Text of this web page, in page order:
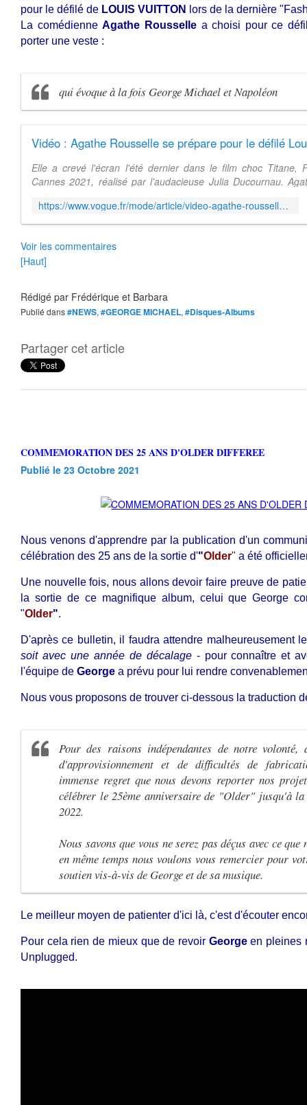
pour le défilé de LOUIS VUITTON
lors de la dernière
La comédienneAgathe Roussellea choisi pour ce
porter une veste :
qui évoque à la fois George Michael et Napoléon
Vidéo : Agathe Rousselle se prépare pour le défilé
Elle a crevé l'écran l'été dernier dans le film choc Titane,
Cannes 2021, réalisé par l'audacieuse Julia Ducournau.
https://www.vogue.fr/mode/article/video-agathe-rousselle-se-prepare-pour-le-defile-louis-vuitton
Voir les commentaires
[Haut]
Rédigé par Frédérique et Barbara
Publié dans#NEWS, #GEORGE MICHAEL, #Disques-Albums
Partager cet article
COMMEMORATION DES 25 ANS D'OLDER DIFFEREE
Publié le 23 Octobre 2021
Nous venons d'apprendre par la publication d'un
célébration des 25 ans de la sortie d'"Older" a été
Une nouvelle fois, nous allons devoir faire preuve de
la sortie de ce magnifique album, celui que George
"Older".
D'après ce bulletin, il faudra attendre malheureusement
soit avec une année de décalage- pour connaître et
l'équipe de George a prévu pour lui rendre
Nous vous proposons de trouver ci-dessous la traduction
Pour des raisons indépendantes de notre volonté,
d'approvisionnement et de difficultés de
immense regret que nous devons reporter nos
célébrer le 25ème anniversaire de "Older" jusqu'à
2022.
Nous savons que vous ne serez pas déçus avec ce
en même temps nous voulons vous remercier pour
soutien vis-à-vis de George et de sa musique.
Le meilleur moyen de patienter d'ici là, c'est d'écouter
Pour cela rien de mieux que de revoir Georgeen pleines
Unplugged.